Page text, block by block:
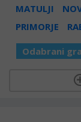
MATULJI
PRIMORJE
Odabrani